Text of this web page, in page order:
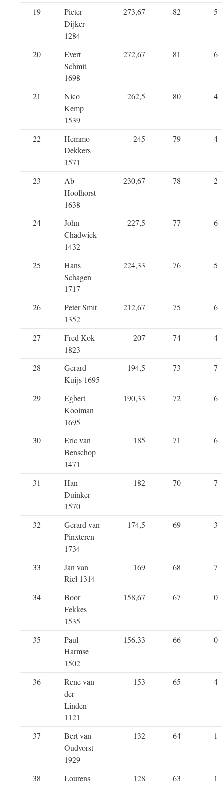
19
Pieter
Dijker
1284
273,67 82 5
20
Evert
Schmit
1698
272,67 81 6
21
Nico
Kemp
1539
262,5 80 4
22
Hemmo
Dekkers
1571
245 79 4
23
Ab
Hoolhorst
1638
230,67 78 2
24
John
Chadwick
1432
227,5 77 6
25
Hans
Schagen
1717
224,33 76 5
26
Peter Smit
1352
212,67 75 6
27
Fred Kok
1823
207 74 4
28
Gerard
Kuijs 1695
194,5 73 7
29
Egbert
Kooiman
1695
190,33 72 6
30
Eric van
Benschop
1471
185 71 6
31
Han
Duinker
1570
182 70 7
32
Gerard van
Pinxteren
1734
174,5 69 3
33
Jan van
Riel 1314
169 68 7
34
Boor
Fekkes
1535
158,67 67 0
35
Paul
Harmse
1502
156,33 66 0
36
Rene van
der
Linden
1121
153 65 4
37
Bert van
Oudvorst
1929
132 64 1
38
Lourens
128 63 1